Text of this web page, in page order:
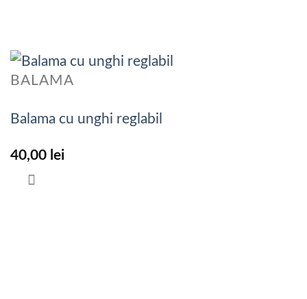
BALAMA
Balama cu unghi reglabil
40,00 lei